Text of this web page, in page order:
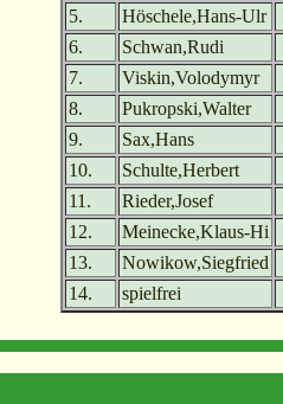
5.
Höschele,Hans-Ulr
6.
Schwan,Rudi
7.
Viskin,Volodymyr
8.
Pukropski,Walter
9.
Sax,Hans
10.
Schulte,Herbert
11.
Rieder,Josef
12.
Meinecke,Klaus-Hi
13.
Nowikow,Siegfried
14.
spielfrei